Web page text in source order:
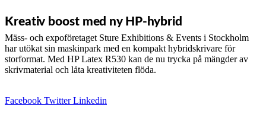
Kreativ boost med ny HP-hybrid
Mäss- och expoföretaget Sture Exhibitions & Events i Stockholm
har utökat sin maskinpark med en kompakt hybridskrivare för
storformat. Med HP Latex R530 kan de nu trycka på mängder av
skrivmaterial och låta kreativiteten flöda.
Facebook Twitter Linkedin